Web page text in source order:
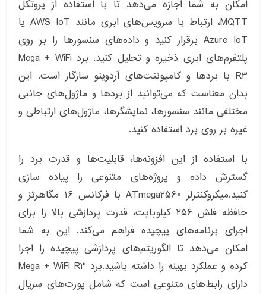
امکان به شما اجازه می‌دهد تا با استفاده از پروتکل
MQTT، ارتباط با سرویس‌های ابری مانند AWS IoT یا
Azure IoT برقرار کنید و داده‌های سنسورها را بر روی
پلتفرم‌های ابری ذخیره و تحلیل کنید. برد Mega + WiFi
R3 با بردها و کامپوننت‌های آردوینو سازگار است. این
بدان معناست که می‌توانید از بردها و ماژول‌های جانبی
مختلفی مانند سنسورها، نمایشگرها، ماژول‌های ارتباطی و
غیره بر روی برد استفاده کنید.
با استفاده از این افزونه‌ها، قابلیت‌ها و قدرت برد را
گسترش داده و پروژه‌های متنوعی را پیاده سازی
کنید.میکروکنترلر ATmega2560 با فرکانس ۱۶ مگاهرتز و
حافظه فلش ۲۵۶ کیلوبایت، قدرت پردازشی بالا را برای
اجرای برنامه‌های پیچیده فراهم می‌کند. این به شما
امکان می‌دهد تا الگوریتم‌های پردازشی پیچیده را اجرا
کرده و عملکرد بهینه را داشته باشید.برد Mega + WiFi R3
دارای رابط‌های متنوعی است که شامل پورت‌های سریال